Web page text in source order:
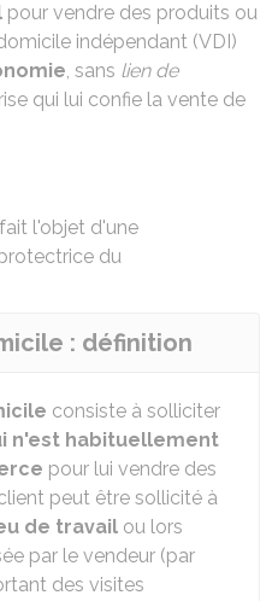
pour vendre des produits ou
indépendant (VDI)
, sans lien de
qui lui confie la vente de
l'objet d'une
du
: définition
consiste à solliciter
n'est habituellement
pour lui vendre des
peut être sollicité à
de travail ou lors
par le vendeur (par
des visites